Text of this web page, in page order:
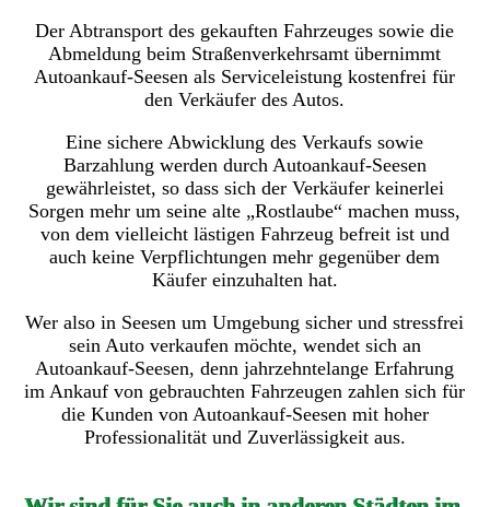
Der Abtransport des gekauften Fahrzeuges sowie die
Abmeldung beim Straßenverkehrsamt übernimmt
Autoankauf-Seesen als Serviceleistung kostenfrei für
den Verkäufer des Autos.
Eine sichere Abwicklung des Verkaufs sowie
Barzahlung werden durch Autoankauf-Seesen
gewährleistet, so dass sich der Verkäufer keinerlei
Sorgen mehr um seine alte „Rostlaube“ machen muss,
von dem vielleicht lästigen Fahrzeug befreit ist und
auch keine Verpflichtungen mehr gegenüber dem
Käufer einzuhalten hat.
Wer also in Seesen um Umgebung sicher und stressfrei
sein Auto verkaufen möchte, wendet sich an
Autoankauf-Seesen, denn jahrzehntelange Erfahrung
im Ankauf von gebrauchten Fahrzeugen zahlen sich für
die Kunden von Autoankauf-Seesen mit hoher
Professionalität und Zuverlässigkeit aus.